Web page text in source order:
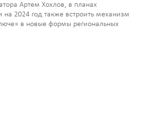
Артем Хохлов, в планах
2024 год также встроить механизм
в новые формы региональных